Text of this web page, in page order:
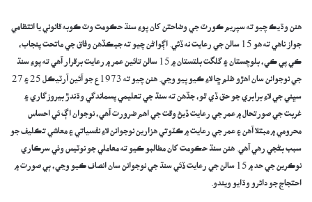
هنن وڌيڪ چيو ته سپريم ڪورٽ جي وضاحتن کان پوءِ سنڌ حڪومت وٽ ڪوبه قانوني يا انتظامي
جواز ناھي ته هو 15 سالن جي رعايت نه ڏئي. اڳواڻن چيو ته جيڪڏهن وفاق جي ماتحت پنجاب،
ڪي پي ڪي، بلوچستان ۽ گلگت بلتستان ۾ 15 سالن تائين عمر ۾ رعايت برقرار آهي ته پوءِ سنڌ
جي نوجوانن سان اهڙو ظلم ڇا لاءِ ڪيو پيو وڃي. هنن چيو ته 1973ع جو آئين آرٽيڪل 25 ۽ 27
سڀني جي لاءِ برابري جو حق ڏي ٿو، جڏهن ته سنڌ جي تعليمي پسماندگي وڌندڙ بيروزگاري ۽
غربت جي صورتحال ۾ عمر جي رعايت ڏيڻ وقت جي اهم ضرورت آهي، نوجوان اڳ ئي احساس
محرومي ۾ مبتلا آهن ۽ عمر جي رعايت ۾ ڪٽوتي هزارين نوجوانن لاءِ نفسياتي ۽ معاشي تڪليف جو
سبب بڻجي رهي آهي. هنن سنڌ حڪومت کان مطالبو ڪيو ته معاملي جو نوٽيس وٺي سرڪاري
نوڪرين جي حد ۾ 15 سالن جي رعايت ڏئي سنڌ جي نوجوانن سان انصاف ڪيو وڃي، ٻي صورت ۾
احتجاج جو دائرو وڌايو ويندو.